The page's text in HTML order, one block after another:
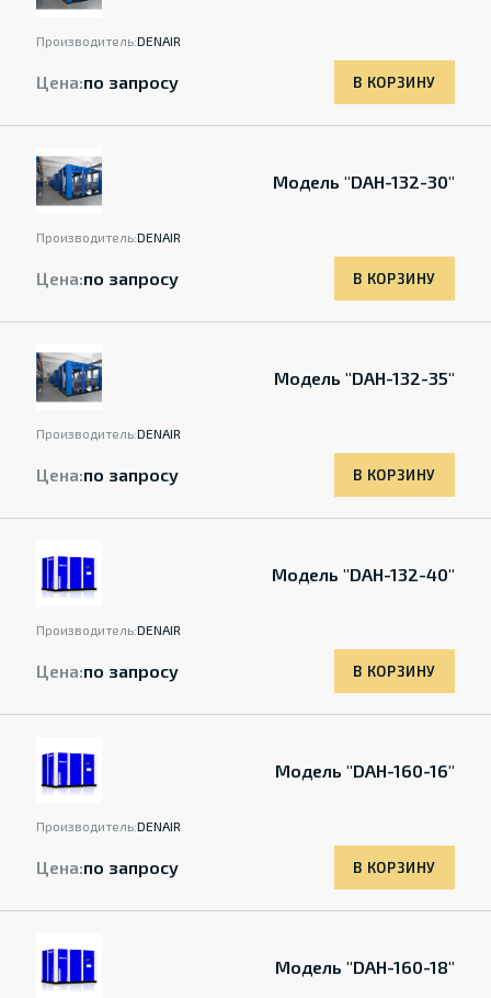
Производитель:DENAIR
Цена:по запросу В КОРЗИНУ
Модель "DAH-132-30"
Производитель:DENAIR
Цена:по запросу В КОРЗИНУ
Модель "DAH-132-35"
Производитель:DENAIR
Цена:по запросу В КОРЗИНУ
Модель "DAH-132-40"
Производитель:DENAIR
Цена:по запросу В КОРЗИНУ
Модель "DAH-160-16"
Производитель:DENAIR
Цена:по запросу В КОРЗИНУ
Модель "DAH-160-18"